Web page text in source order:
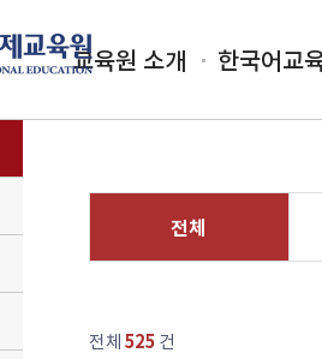
교육원 소개 한국어교
전체
전체525건